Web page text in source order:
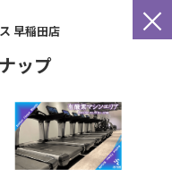
×
早稲田店
ップ